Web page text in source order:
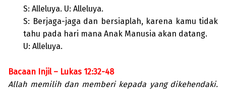
S: Alleluya. U: Alleluya.
S: Berjaga-jaga dan bersiaplah, karena kamu tidak
tahu pada hari mana Anak Manusia akan datang.
U: Alleluya.
Bacaan Injil – Lukas 12:32-48
Allah memilih dan memberi kepada yang dikehendaki.